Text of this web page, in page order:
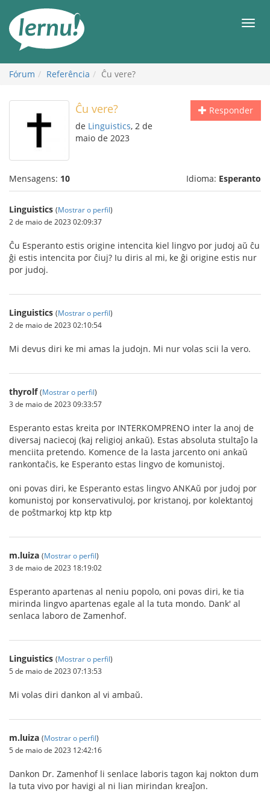
conteúdo
Fórum Referência Ĉu vere?
Responder
Ĉu vere?
de Linguistics, 2 de
maio de 2023
Mensagens: 10 Idioma: Esperanto
Linguistics (Mostrar o perfil)
2 de maio de 2023 02:09:37
Ĉu Esperanto estis origine intencita kiel lingvo por judoj aŭ ĉu
ĝi estis intencita por ĉiuj? Iu diris al mi, ke ĝi origine estis nur
por judoj.
Linguistics (Mostrar o perfil)
2 de maio de 2023 02:10:54
Mi devus diri ke mi amas la judojn. Mi nur volas scii la vero.
thyrolf (Mostrar o perfil)
3 de maio de 2023 09:33:57
Esperanto estas kreita por INTERKOMPRENO inter la anoj de
diversaj naciecoj (kaj religioj ankaŭ). Estas absoluta stultaĵo la
menciita pretendo. Komence de la lasta jarcento oni ankaŭ
rankontaĉis, ke Esperanto estas lingvo de komunistoj.
oni povas diri, ke Esperanto estas lingvo ANKAŭ por judoj por
komunistoj por konservativuloj, por kristanoj, por kolektantoj
de poŝtmarkoj ktp ktp ktp
m.luiza (Mostrar o perfil)
3 de maio de 2023 18:19:02
Esperanto apartenas al neniu popolo, oni povas diri, ke tia
mirinda lingvo apartenas egale al la tuta mondo. Dank' al
senlaca laboro de Zamenhof.
Linguistics (Mostrar o perfil)
5 de maio de 2023 07:13:53
Mi volas diri dankon al vi ambaŭ.
m.luiza (Mostrar o perfil)
5 de maio de 2023 12:42:16
Dankon Dr. Zamenhof li senlace laboris tagon kaj nokton dum
la tuta vivo por havigi al ni lian mirindan kreaĵon.